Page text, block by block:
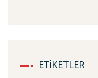
ETIKETLER